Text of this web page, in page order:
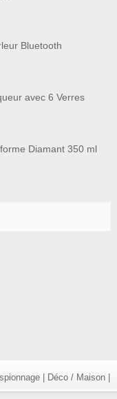
Bluetooth
avec 6 Verres
Diamant 350 ml
| Déco / Maison|